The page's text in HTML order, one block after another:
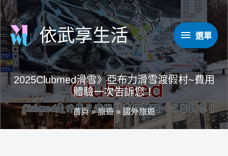
跳
至
主
要
內
容
依武享生活
選
單
選單
2025Clubmed滑雪》亞布力滑雪渡假村~費用
體驗一次告訴您！
首頁»旅遊» 國外旅遊